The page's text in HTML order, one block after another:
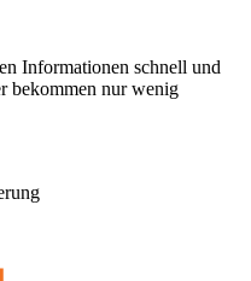
Informationen schnell und
bekommen nur wenig